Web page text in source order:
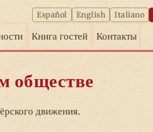
Español English Italiano
Книга гостей Контакты
обществе
движения.